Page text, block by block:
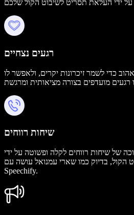
רגעים נצחיים
כדי לשמר זיכרונות יקרים, ולאפשר לו
שיחות רווחים
של שיחות רווחים לקלה ופשוטה על ידי
בדיוק כמו שארי עמנואל עושה עם
Speechify.